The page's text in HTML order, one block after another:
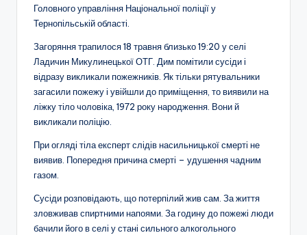
Головного управління Національної поліції у
Тернопільській області.
Загоряння трапилося 18 травня близько 19:20 у селі
Ладичин Микулинецької ОТГ. Дим помітили сусіди і
відразу викликали пожежників. Як тільки рятувальники
загасили пожежу і увійшли до приміщення, то виявили на
ліжку тіло чоловіка, 1972 року народження. Вони й
викликали поліцію.
При огляді тіла експерт слідів насильницької смерті не
виявив. Попередня причина смерті – удушення чадним
газом.
Сусіди розповідають, що потерпілий жив сам. За життя
зловживав спиртними напоями. За годину до пожежі люди
бачили його в селі у стані сильного алкогольного